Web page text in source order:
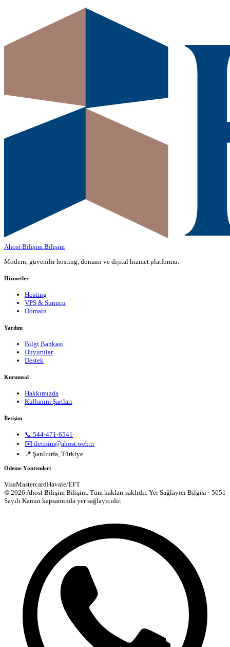
Ahost Bilişim Bilişim
Modern, güvenilir hosting, domain ve dijital hizmet platformu.
Hizmetler
Hosting
VPS & Sunucu
Domain
Yardım
Bilgi Bankası
Duyurular
Destek
Kurumsal
Hakkımızda
Kullanım Şartları
İletişim
📞 544-471-6541
✉️ iletisim@ahost.web.tr
📍 Şanlıurfa, Türkiye
Ödeme Yöntemleri
VisaMastercardHavale/EFT
© 2026 Ahost Bilişim Bilişim. Tüm hakları saklıdır. Yer Sağlayıcı Bilgisi · 5651
Sayılı Kanun kapsamında yer sağlayıcıdır.